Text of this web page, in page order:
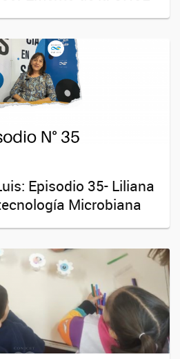
Episodio 35- Liliana
Microbiana